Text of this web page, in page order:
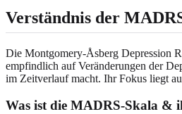
Verständnis der
Die Montgomery-Åsberg Depression
empfindlich auf Veränderungen der
im Zeitverlauf macht. Ihr Fokus liegt
Was ist die MADRS-Skala &